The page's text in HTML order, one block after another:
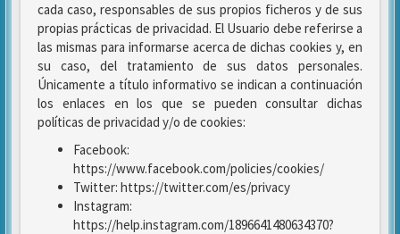
cada caso, responsables de sus propios ficheros y de sus
propias prácticas de privacidad. El Usuario debe referirse a
las mismas para informarse acerca de dichas cookies y, en
su caso, del tratamiento de sus datos personales.
Únicamente a título informativo se indican a continuación
los enlaces en los que se pueden consultar dichas
políticas de privacidad y/o de cookies:
Facebook:
https://www.facebook.com/policies/cookies/
Twitter: https://twitter.com/es/privacy
Instagram:
https://help.instagram.com/1896641480634370?